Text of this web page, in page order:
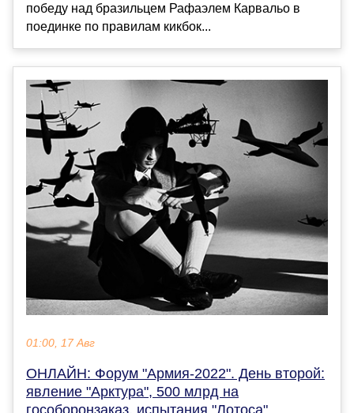
победу над бразильцем Рафаэлем Карвальо в
поединке по правилам кикбок...
01:00, 17 Авг
ОНЛАЙН: Форум "Армия-2022". День второй:
явление "Арктура", 500 млрд на